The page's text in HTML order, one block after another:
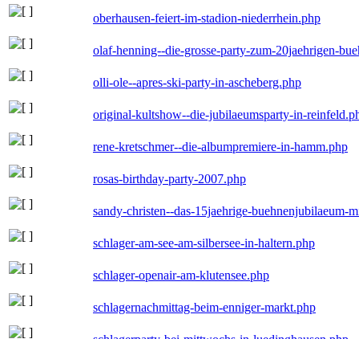
oberhausen-feiert-im-stadion-niederrhein.php
olaf-henning--die-grosse-party-zum-20jaehrigen-
olli-ole--apres-ski-party-in-ascheberg.php
original-kultshow--die-jubilaeumsparty-in-
rene-kretschmer--die-albumpremiere-in-hamm.php
rosas-birthday-party-2007.php
sandy-christen--das-15jaehrige-buehnenjubilaeum-
schlager-am-see-am-silbersee-in-haltern.php
schlager-openair-am-klutensee.php
schlagernachmittag-beim-enniger-markt.php